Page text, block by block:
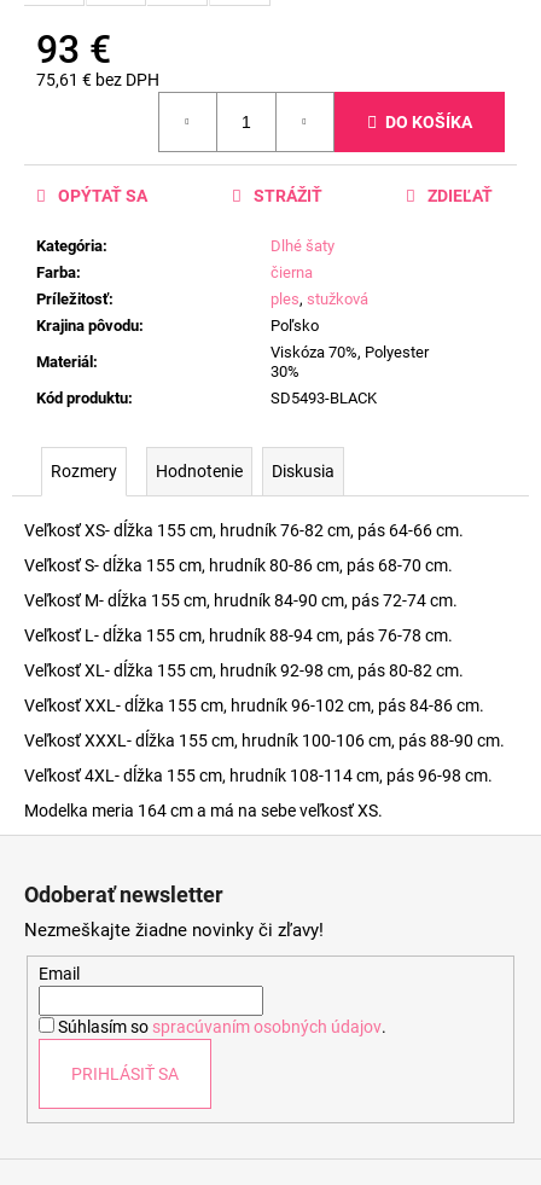
93 €
75,61 € bez DPH
DO KOŠÍKA
Kategória:
Dlhé šaty
Farba:
čierna
Príležitosť: ples, stužková
Krajina pôvodu:
Poľsko
Materiál :
Viskóza 70%, Polyester
30%
Kód produktu: SD5493-BLACK
OPÝTAŤ SA STRÁŽIŤ ZDIEĽAŤ
Rozmery Hodnotenie Diskusia
Veľkosť XS- dĺžka 155 cm, hrudník 76-82 cm, pás 64-66 cm.
Veľkosť S- dĺžka 155 cm, hrudník 80-86 cm, pás 68-70 cm.
Veľkosť M- dĺžka 155 cm, hrudník 84-90 cm, pás 72-74 cm.
Veľkosť L- dĺžka 155 cm, hrudník 88-94 cm, pás 76-78 cm.
Veľkosť XL- dĺžka 155 cm, hrudník 92-98 cm, pás 80-82 cm.
Veľkosť XXL- dĺžka 155 cm, hrudník 96-102 cm, pás 84-86 cm.
Veľkosť XXXL- dĺžka 155 cm, hrudník 100-106 cm, pás 88-90 cm.
Veľkosť 4XL- dĺžka 155 cm, hrudník 108-114 cm, pás 96-98 cm.
Modelka meria 164 cm a má na sebe veľkosť XS.
Odoberať newsletter
Nezmeškajte žiadne novinky či zľavy!
Email
Súhlasím so spracúvaním osobných údajov.
PRIHLÁSIŤ SA